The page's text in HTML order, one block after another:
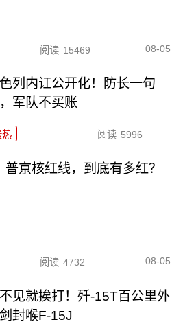
阅读 15469 08-05
列内讧公开化！防长一句
军队不买账
热 阅读 5996
京核红线，到底有多红？
阅读 4732 08-05
见就挨打！歼-15T百公里外
封喉F-15J